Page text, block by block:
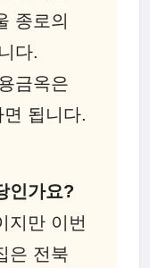
종로의
다.
금옥은
됩니다.
인가요?
지만 이번
은 전북